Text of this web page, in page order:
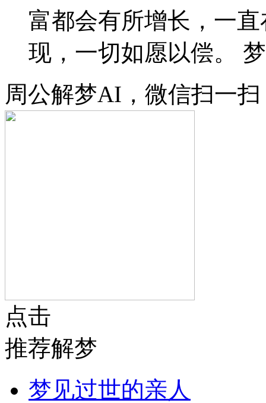
富都会有所增长，一
现，一切如愿以偿。
周公解梦AI，微信扫一扫
点击
推荐解梦
梦见过世的亲人